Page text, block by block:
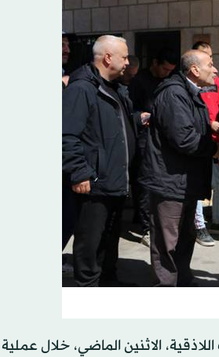
الاثنين الماضي، خلال